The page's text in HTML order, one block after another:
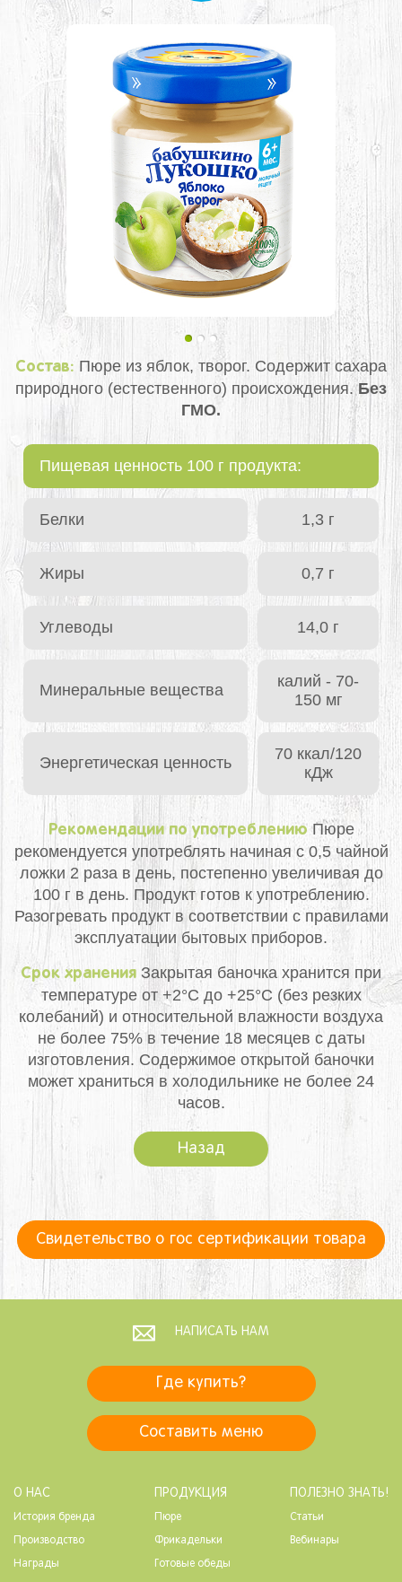
Состав: Пюре из яблок, творог. Содержит сахара
природного (естественного) происхождения. Без
ГМО.
Пищевая ценность 100 г продукта:
Белки 1,3 г
Жиры 0,7 г
Углеводы 14,0 г
Минеральные вещества
калий - 70-
150 мг
Энергетическая ценность
70 ккал/120
кДж
Рекомендации по употреблению Пюре
рекомендуется употреблять начиная с 0,5 чайной
ложки 2 раза в день, постепенно увеличивая до
100 г в день. Продукт готов к употреблению.
Разогревать продукт в соответствии с правилами
эксплуатации бытовых приборов.
Срок хранения Закрытая баночка хранится при
температуре от +2°С до +25°С (без резких
колебаний) и относительной влажности воздуха
не более 75% в течение 18 месяцев с даты
изготовления. Содержимое открытой баночки
может храниться в холодильнике не более 24
часов.
Назад
Свидетельство о гос сертификации товара
Где купить?
Составить меню
НАПИСАТЬ НАМ
О НАС
История бренда
Производство
Награды
ПРОДУКЦИЯ
Пюре
Фрикадельки
Готовые обеды
ПОЛЕЗНО ЗНАТЬ!
Статьи
Вебинары